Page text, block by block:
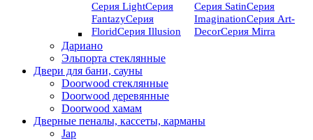
Серия LightСерия
FantazyСерия
FloridСерия Illusion
Серия SatinСерия
ImaginationСерия Art-
DeсorСерия Mirra
Дариано
Эльпорта стеклянные
Двери для бани, сауны
Doorwood стеклянные
Doorwood деревянные
Doorwood хамам
Дверные пеналы, кассеты, карманы
Jap